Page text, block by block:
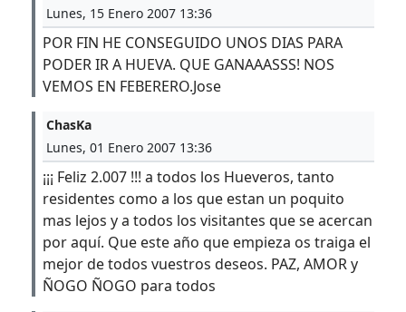
Lunes, 15 Enero 2007 13:36
POR FIN HE CONSEGUIDO UNOS DIAS PARA
PODER IR A HUEVA. QUE GANAAASSS! NOS
VEMOS EN FEBERERO.Jose
ChasKa
Lunes, 01 Enero 2007 13:36
¡¡¡ Feliz 2.007 !!! a todos los Hueveros, tanto
residentes como a los que estan un poquito
mas lejos y a todos los visitantes que se acercan
por aquí. Que este año que empieza os traiga el
mejor de todos vuestros deseos. PAZ, AMOR y
ÑOGO ÑOGO para todos